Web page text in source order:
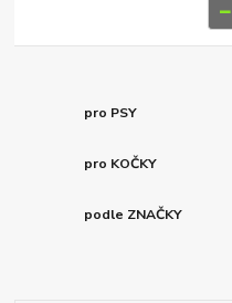
pro PSY
pro KOČKY
podle ZNAČKY